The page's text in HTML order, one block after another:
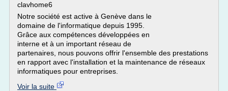
clavhome6
Notre société est active à Genève dans le
domaine de l'informatique depuis 1995.
Grâce aux compétences développées en
interne et à un important réseau de
partenaires, nous pouvons offrir l'ensemble des prestations
en rapport avec l'installation et la maintenance de réseaux
informatiques pour entreprises.
Voir la suite